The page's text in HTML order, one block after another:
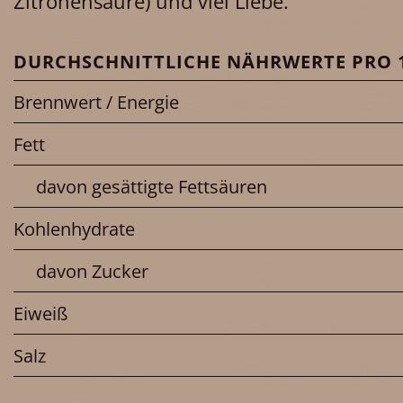
DURCHSCHNITTLICHE NÄHRWERTE PRO
Brennwert / Energie
Fett
davon gesättigte Fettsäuren
Kohlenhydrate
davon Zucker
Eiweiß
Salz